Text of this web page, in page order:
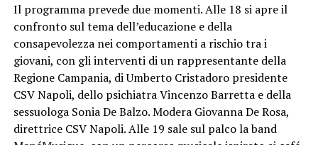
Il programma prevede due momenti. Alle 18 si apre il
confronto sul tema dell’educazione e della
consapevolezza nei comportamenti a rischio tra i
giovani, con gli interventi di un rappresentante della
Regione Campania, di Umberto Cristadoro presidente
CSV Napoli, dello psichiatra Vincenzo Barretta e della
sessuologa Sonia De Balzo. Modera Giovanna De Rosa,
direttrice CSV Napoli. Alle 19 sale sul palco la band